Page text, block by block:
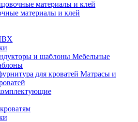
материалы и клей
Мебельные
Матрасы и